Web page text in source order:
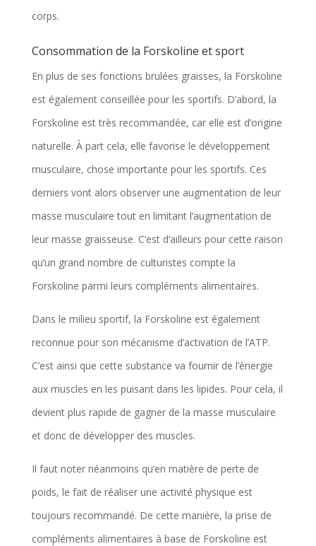
corps.
Consommation de la Forskoline et sport
En plus de ses fonctions brulées graisses, la Forskoline
est également conseillée pour les sportifs. D’abord, la
Forskoline est très recommandée, car elle est d’origine
naturelle. À part cela, elle favorise le développement
musculaire, chose importante pour les sportifs. Ces
derniers vont alors observer une augmentation de leur
masse musculaire tout en limitant l’augmentation de
leur masse graisseuse. C’est d’ailleurs pour cette raison
qu’un grand nombre de culturistes compte la
Forskoline parmi leurs compléments alimentaires.
Dans le milieu sportif, la Forskoline est également
reconnue pour son mécanisme d’activation de l’ATP.
C’est ainsi que cette substance va fournir de l’énergie
aux muscles en les puisant dans les lipides. Pour cela, il
devient plus rapide de gagner de la masse musculaire
et donc de développer des muscles.
Il faut noter néanmoins qu’en matière de perte de
poids, le fait de réaliser une activité physique est
toujours recommandé. De cette manière, la prise de
compléments alimentaires à base de Forskoline est